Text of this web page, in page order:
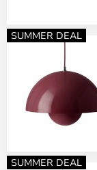
SUMMER DEAL
SUMMER DEAL